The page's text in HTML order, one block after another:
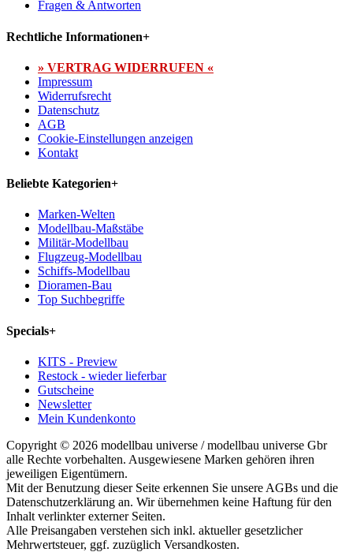
Fragen & Antworten
Rechtliche Informationen+
» VERTRAG WIDERRUFEN «
Impressum
Widerrufsrecht
Datenschutz
AGB
Cookie-Einstellungen anzeigen
Kontakt
Beliebte Kategorien+
Marken-Welten
Modellbau-Maßstäbe
Militär-Modellbau
Flugzeug-Modellbau
Schiffs-Modellbau
Dioramen-Bau
Top Suchbegriffe
Specials+
KITS - Preview
Restock - wieder lieferbar
Gutscheine
Newsletter
Mein Kundenkonto
Copyright © 2026 modellbau universe / modellbau universe Gbr
alle Rechte vorbehalten. Ausgewiesene Marken gehören ihren
jeweiligen Eigentümern.
Mit der Benutzung dieser Seite erkennen Sie unsere AGBs und die
Datenschutzerklärung an. Wir übernehmen keine Haftung für den
Inhalt verlinkter externer Seiten.
Alle Preisangaben verstehen sich inkl. aktueller gesetzlicher
Mehrwertsteuer, ggf. zuzüglich Versandkosten.